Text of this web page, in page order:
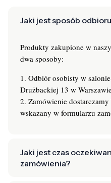
Jaki jest sposób
Produkty zakupione w
dwa sposoby:
1. Odbiór osobisty w
Drużbackiej 13 w
2. Zamówienie
wskazany w formularzu
Jaki jest czas
zamówienia?